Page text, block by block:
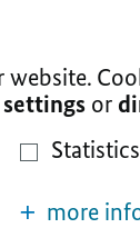
or
Statistics
more